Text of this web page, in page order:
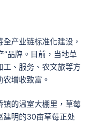
产业链标准化建设，
”品牌。目前，当地草
、服务、农文旅等方
增收致富。
镇的温室大棚里，草莓
建明的30亩草莓正处